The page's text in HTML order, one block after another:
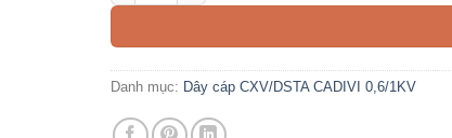
Danh mục: Dây cáp CXV/DSTA CADIVI 0,6/1KV